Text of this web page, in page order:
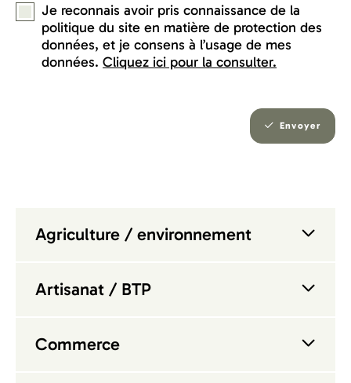
Je reconnais avoir pris connaissance de la
politique du site en matière de protection des
données, et je consens à l’usage de mes
données. Cliquez ici pour la consulter.
Envoyer
Agriculture / environnement
Artisanat / BTP
Commerce